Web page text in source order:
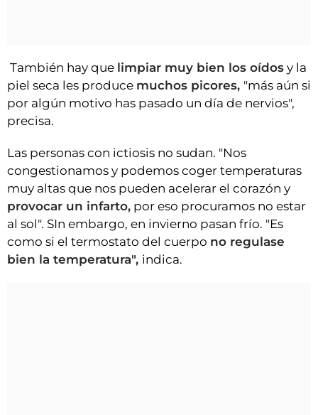
También hay que limpiar muy bien los oídos y la
piel seca les produce muchos picores, "más aún si
por algún motivo has pasado un día de nervios",
precisa.
Las personas con ictiosis no sudan. "Nos
congestionamos y podemos coger temperaturas
muy altas que nos pueden acelerar el corazón y
provocar un infarto, por eso procuramos no estar
al sol". SIn embargo, en invierno pasan frío. "Es
como si el termostato del cuerpo no regulase
bien la temperatura", indica.